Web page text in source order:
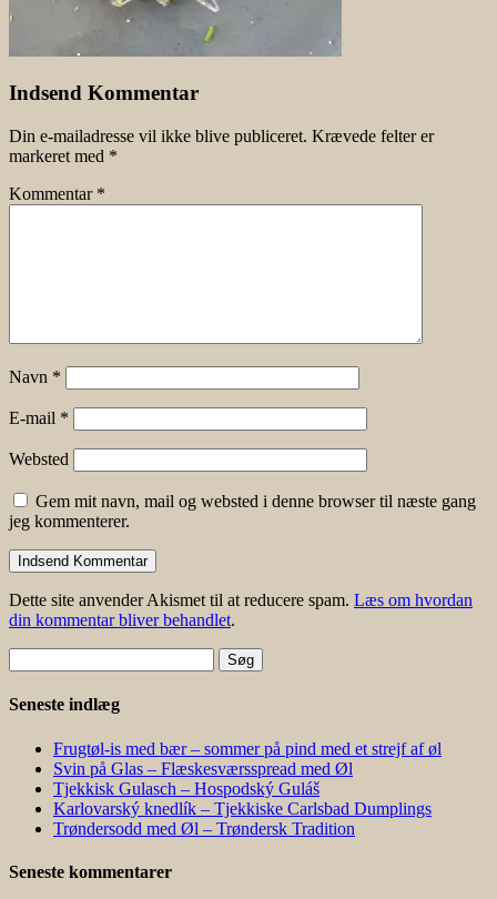
Indsend Kommentar
Din e-mailadresse vil ikke blive publiceret. Krævede felter er
markeret med *
Kommentar *
Navn *
E-mail *
Websted
Gem mit navn, mail og websted i denne browser til næste gang
jeg kommenterer.
Dette site anvender Akismet til at reducere spam. Læs om hvordan
din kommentar bliver behandlet.
efter:
Seneste indlæg
Frugtøl-is med bær – sommer på pind med et strejf af øl
Svin på Glas – Flæskesværsspread med Øl
Tjekkisk Gulasch – Hospodský Guláš
Karlovarský knedlík – Tjekkiske Carlsbad Dumplings
Trøndersodd med Øl – Trøndersk Tradition
Seneste kommentarer